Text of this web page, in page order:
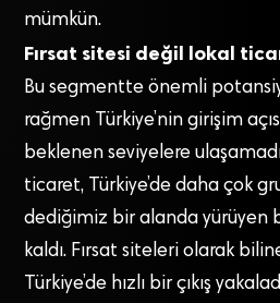
mümkün.
Fırsat sitesi değil lokal
Bu segmentte önemli
rağmen Türkiye’nin girişim
beklenen seviyelere
ticaret, Türkiye’de daha çok
dediğimiz bir alanda yürüyen
kaldı. Fırsat siteleri olarak
Türkiye’de hızlı bir çıkış